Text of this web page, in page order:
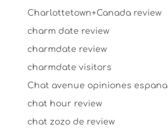
Charlottetown+Canada review
charm date review
charmdate review
charmdate visitors
Chat avenue opiniones espana
chat hour review
chat zozo de review